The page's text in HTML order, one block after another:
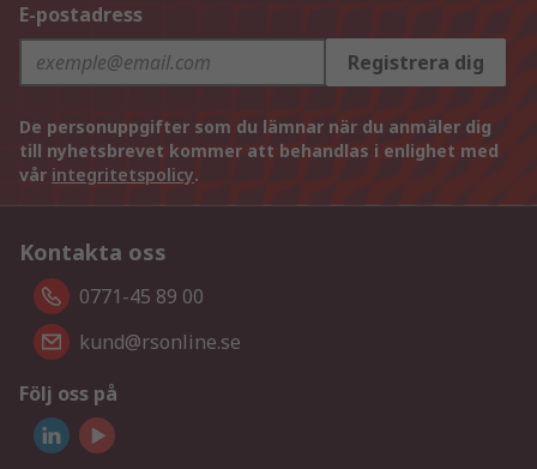
E-postadress
Registrera dig
De personuppgifter som du lämnar när du anmäler dig
till nyhetsbrevet kommer att behandlas i enlighet med
vår integritetspolicy.
Kontakta oss
0771-45 89 00
kund@rsonline.se
Följ oss på